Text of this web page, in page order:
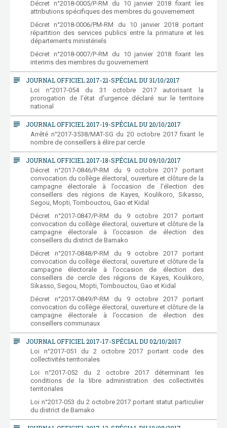
Décret n°2018-0005/P-RM du 10 janvier 2018 fixant les
attributions spécifiques des membres du gouvernement
Décret n°2018-0006/PM-RM du 10 janvier 2018 portant
répartition des services publics entre la primature et les
départements ministériels
Décret n°2018-0007/P-RM du 10 janvier 2018 fixant les
interims des membres du gouvernement
subject JOURNAL OFFICIEL 2017-21-SPÉCIAL DU 31/10/2017
Loi n°2017-054 du 31 octobre 2017 autorisant la
prorogation de l'état d'urgence déclaré sur le territoire
national
subject JOURNAL OFFICIEL 2017-19-SPÉCIAL DU 20/10/2017
Arrêté n°2017-3538/MAT-SG du 20 octobre 2017 fixant le
nombre de conseillers à élire par cercle
subject JOURNAL OFFICIEL 2017-18-SPÉCIAL DU 09/10/2017
Décret n°2017-0846/P-RM du 9 octobre 2017 portant
convocation du collège électoral, ouverture et clôture de la
campagne électorale à l’occasion de l’élection des
conseillers des régions de Kayes, Koulikoro, Sikasso,
Segou, Mopti, Tombouctou, Gao et Kidal
Décret n°2017-0847/P-RM du 9 octobre 2017 portant
convocation du collège électoral, ouverture et clôture de la
campagne électorale à l’occasion de élection des
conseillers du district de Bamako
Décret n°2017-0848/P-RM du 9 octobre 2017 portant
convocation du collège électoral, ouverture et clôture de la
campagne électorale à l’occasion de élection des
conseillers de cercle des régions de Kayes, Koulikoro,
Sikasso, Segou, Mopti, Tombouctou, Gao et Kidal
Décret n°2017-0849/P-RM du 9 octobre 2017 portant
convocation du collège électoral, ouverture et clôture de la
campagne électorale à l’occasion de élection des
conseillers communaux
subject JOURNAL OFFICIEL 2017-17-SPÉCIAL DU 02/10/2017
Loi n°2017-051 du 2 octobre 2017 portant code des
collectivités territoriales
Loi n°2017-052 du 2 octobre 2017 déterminant les
conditions de la libre administration des collectivités
territoriales
Loi n°2017-053 du 2 octobre 2017 portant statut particulier
du district de Bamako